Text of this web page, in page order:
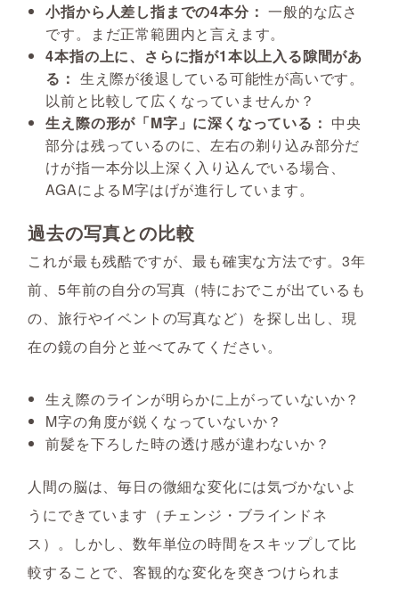
小指から人差し指までの4本分： 一般的な広さ
です。まだ正常範囲内と言えます。
4本指の上に、さらに指が1本以上入る隙間があ
る： 生え際が後退している可能性が高いです。
以前と比較して広くなっていませんか？
生え際の形が「M字」に深くなっている： 中央
部分は残っているのに、左右の剃り込み部分だ
けが指一本分以上深く入り込んでいる場合、
AGAによるM字はげが進行しています。
過去の写真との比較
これが最も残酷ですが、最も確実な方法です。3年
前、5年前の自分の写真（特におでこが出ているも
の、旅行やイベントの写真など）を探し出し、現
在の鏡の自分と並べてみてください。
生え際のラインが明らかに上がっていないか？
M字の角度が鋭くなっていないか？
前髪を下ろした時の透け感が違わないか？
人間の脳は、毎日の微細な変化には気づかないよ
うにできています（チェンジ・ブラインドネ
ス）。しかし、数年単位の時間をスキップして比
較することで、客観的な変化を突きつけられま